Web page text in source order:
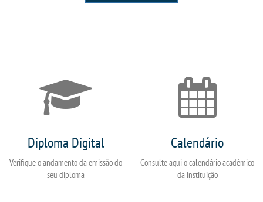
Diploma Digital
Verifique o andamento da emissão do
seu diploma
Calendário
Consulte aqui o calendário acadêmico
da instituição